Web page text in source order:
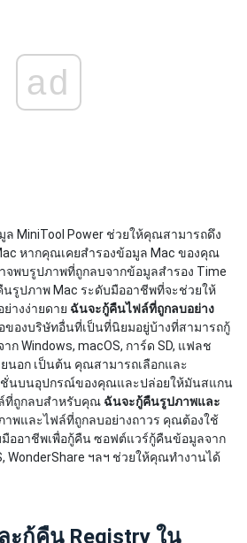
ad
MiniTool Power ช่วยให้คุณสามารถดึง
หากคุณเคยสำรองข้อมูล Mac ของคุณ
จพบรูปภาพที่ถูกลบจากข้อมูลสำรอง Time
นรูปภาพ Mac ระดับมืออาชีพที่จะช่วยให้
างง่ายดาย ฉันจะกู้คืนไฟล์ที่ถูกลบอย่าง
ของบริษัทอื่นที่เป็นที่นิยมอยู่บ้างที่สามารถกู้
ก Windows, macOS, การ์ด SD, แฟลช
นอก เป็นต้น คุณสามารถเลือกและ
ชั่นบนอุปกรณ์ของคุณและปล่อยให้มันสแกน
ที่ถูกลบสำหรับคุณ ฉันจะกู้คืนรูปภาพและ
าพและไฟล์ที่ถูกลบอย่างถาวร คุณต้องใช้
ออาชีพเพื่อกู้คืน ซอฟต์แวร์กู้คืนข้อมูลจาก
WonderShare ฯลฯ ช่วยให้คุณทำงานได้
ะกู้คืน Registry ใน